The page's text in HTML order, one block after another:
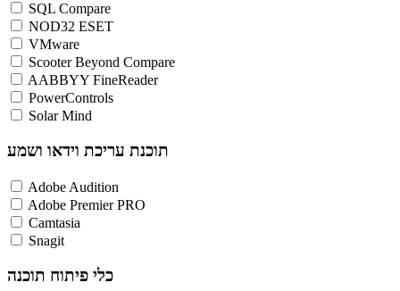
SQL Compare
NOD32 ESET
VMware
Scooter Beyond Compare
AABBYY FineReader
PowerControls
Solar Mind
תוכנת עריכת וידאו ושמע
Adobe Audition
Adobe Premier PRO
Camtasia
Snagit
כלי פיתוח תוכנה